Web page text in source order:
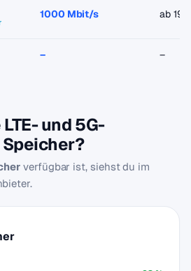
1000 Mbit/s ab
– –
und 5G-
verfügbar ist, siehst du im